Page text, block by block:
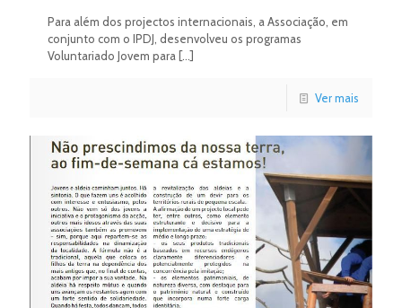
Para além dos projectos internacionais, a Associação, em
conjunto com o IPDJ, desenvolveu os programas
Voluntariado Jovem para […]
Ver mais